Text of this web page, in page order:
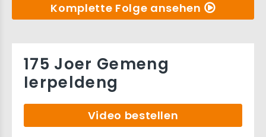
Komplette Folge ansehen
175 Joer Gemeng
Ierpeldeng
Video bestellen